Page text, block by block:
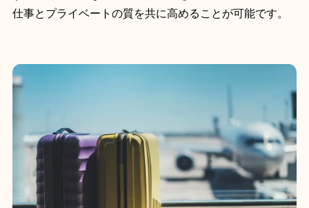
仕事とプライベートの質を共に高めることが可能です。